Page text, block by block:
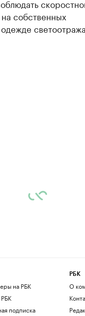
собственных
на РБК
подписка
РБК
О